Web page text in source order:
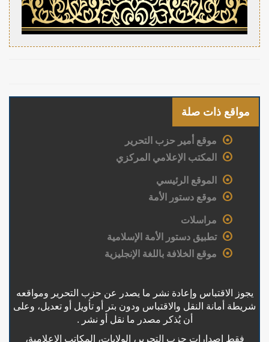
مواقع ذات صلة
موقع أمير حزب التحرير
المكتب الإعلامي المركزي
الموقع الرئيسي
موقع دستور الأمة
مراسلات
تطبيق دستور الأمة الإسلامية
موقع الخلافة باللغة الإنجليزية
يجوز الاقتباس وإعادة نشر ما يصدر عن حزب التحرير ومواقعه
شريطة أمانة النقل والاقتباس ودون بتر أو تأويل أو تعديل، وعلى
أن يُذكر مصدر ما نقل أو نشر .
فقط إصدارات حزب التحرير، الولايات، المكاتب الإعلامية،